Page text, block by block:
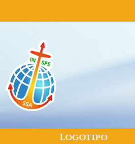
Logotipo